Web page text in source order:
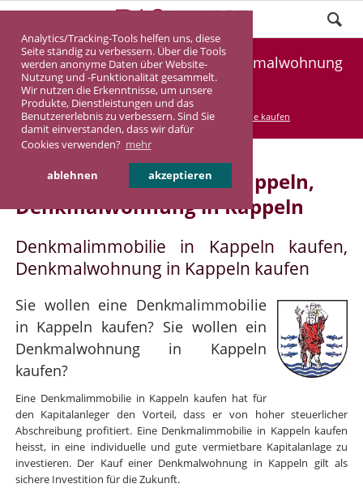
Analytics/Tracking-Tools helfen uns, diese
Seite ständig zu verbessern. Über die Tools
werden anonyme Daten über Website-
Nutzung und -Funktionalität gesammelt.
Wir nutzen die Erkenntnisse, um unsere
Produkte, Dienstleistungen und das
Benutzererlebnis zu verbessern. Sind Sie
damit einverstanden, dass wir dafür
Cookies verwenden? mehr
ablehnen akzeptieren
Denkmalimmobilie Kappeln, Denkmalwohnung
Kappeln
DASINVEST Service Denkmalimmobilie kaufen
Denkmalimmobilie in Kappeln,
Denkmalwohnung in Kappeln
Denkmalimmobilie in Kappeln kaufen,
Denkmalwohnung in Kappeln kaufen
Sie wollen eine Denkmalimmobilie
in Kappeln kaufen? Sie wollen ein
Denkmalwohnung in Kappeln
kaufen?
Eine Denkmalimmobilie in Kappeln kaufen hat für
den Kapitalanleger den Vorteil, dass er von hoher steuerlicher
Abschreibung profitiert. Eine Denkmalimmobilie in Kappeln kaufen
heisst, in eine individuelle und gute vermietbare Kapitalanlage zu
investieren. Der Kauf einer Denkmalwohnung in Kappeln gilt als
sichere Investition für die Zukunft.